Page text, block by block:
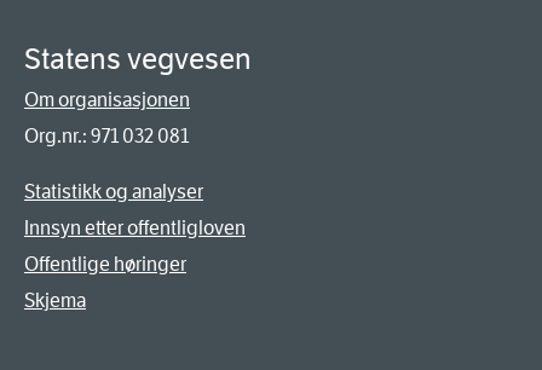
Statens vegvesen
Om organisasjonen
Org.nr.: 971 032 081
Statistikk og analyser
Innsyn etter offentligloven
Offentlige høringer
Skjema